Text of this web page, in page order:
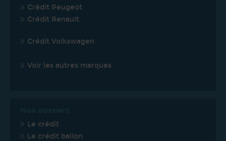
Crédit Peugeot
Crédit Renault
Crédit Volkswagen
Voir les autres marques
Le crédit
Le crédit ballon